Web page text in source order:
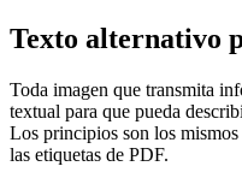
Texto alternativo
Toda imagen que transmita
textual para que pueda
Los principios son los
las etiquetas de PDF.